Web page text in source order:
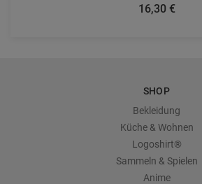
16,30 €
SHOP
Bekleidung
Küche & Wohnen
Logoshirt®
Sammeln & Spielen
Anime